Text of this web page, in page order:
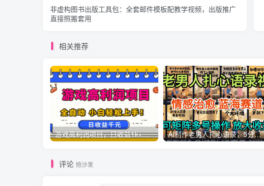
非虚构图书出版工具包：全套邮件模板配教学视频，出版推广
直接照搬套用
相关推荐
游戏高利润项目，日收益1k+，全自动，无需值守，解放双手，小白轻松上手【揭秘】 AI制作老男人扎心语录，5分钟一条，操作简单，流量非常大，保姆级教程
评论 抢沙发